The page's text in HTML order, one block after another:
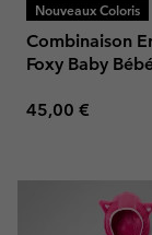
Nouveaux Coloris
Combinaison
Foxy Baby
Regular price:
45,00 €